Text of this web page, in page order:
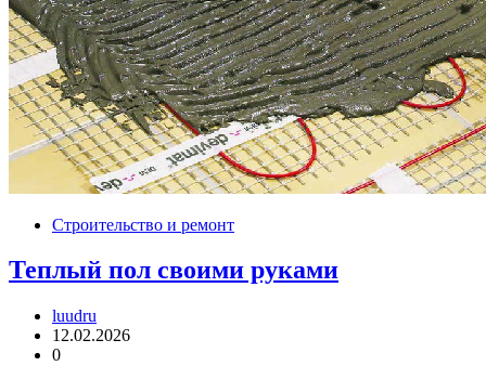
Строительство и ремонт
Теплый пол своими руками
luudru
12.02.2026
0